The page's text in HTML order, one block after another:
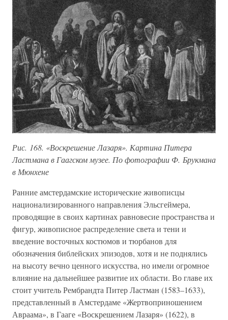
Рис. 168. «Воскрешение Лазаря». Картина Питера
Ластмана в Гаагском музее. По фотографии Ф. Брукмана
в Мюнхене
Ранние амстердамские исторические живописцы
национализированного направления Эльсгеймера,
проводящие в своих картинах равновесие пространства и
фигур, живописное распределение света и тени и
введение восточных костюмов и тюрбанов для
обозначения библейских эпизодов, хотя и не поднялись
на высоту вечно ценного искусства, но имели огромное
влияние на дальнейшее развитие их области. Во главе их
стоит учитель Рембрандта Питер Ластман (1583–1633),
представленный в Амстердаме «Жертвоприношением
Авраама», в Гааге «Воскрешением Лазаря» (1622), в